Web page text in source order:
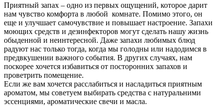
Приятный запах – одно из первых ощущений, которое дарит
нам чувство комфорта в любой комнате. Помимо этого, он
еще и улучшает самочувствие и повышает настроение. Запахи
моющих средств и дезинфекторов могут сделать нашу жизнь
обыденной и неинтересной. Даже запахи любимых блюд
радуют нас только тогда, когда мы голодны или надодимся в
предвкушении важного события. В других случаях, нам
поскорее хочется избавиться от посторонних запахов и
проветрить помещение.
Если же вам хочется расслабиться и насладиться приятным
ароматом, мы советуем выбирать средства с натуральними
эссенциями, ароматические свечи и масла.